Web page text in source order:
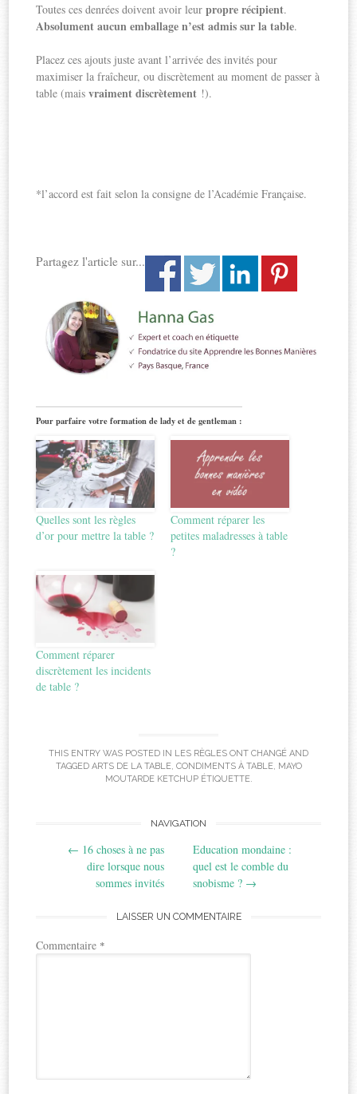
Toutes ces denrées doivent avoir leurpropre récipient.
Absolument aucun emballage n’est admis sur la table.
Placez ces ajouts juste avant l’arrivée des invités pour
maximiser la fraîcheur, ou discrètement au moment de passer à
table (maisvraiment discrètement !).
*l’accord est fait selon la consigne de l’Académie Française.
Partagez l'article sur...
Pour parfaire votre formation de lady et de gentleman :
Quelles sont les règles
d’or pour mettre la table ?
Comment réparer les
petites maladresses à table
?
Comment réparer
discrètement les incidents
de table ?
THIS ENTRY WAS POSTED IN LES RÈGLES ONT CHANGÉ AND
TAGGED ARTS DE LA TABLE, CONDIMENTS À TABLE, MAYO
MOUTARDE KETCHUP ÉTIQUETTE.
navigation
NAVIGATION
← 16 choses à ne pas
dire lorsque nous
sommes invités
Education mondaine :
quel est le comble du
snobisme ? →
LAISSER UN COMMENTAIRE
Commentaire *